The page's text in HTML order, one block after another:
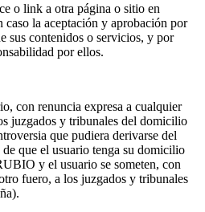
o link a otra página o sitio en
la aceptación y aprobación por
contenidos o servicios, y por
por ellos.
con renuncia expresa a cualquier
juzgados y tribunales del domicilio
que pudiera derivarse del
de que el usuario tenga su domicilio
y el usuario se someten, con
fuero, a los juzgados y tribunales